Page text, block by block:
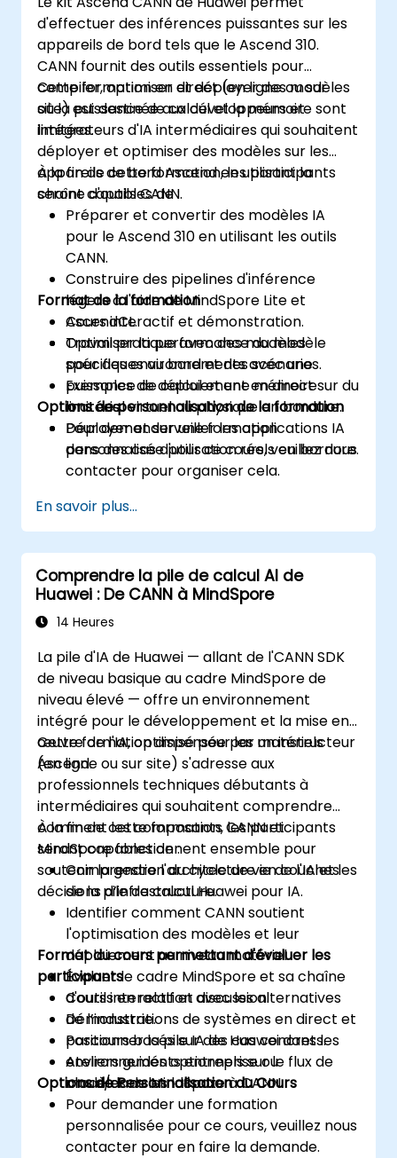
d'effectuer des inférences puissantes sur les
appareils de bord tels que le Ascend 310.
CANN fournit des outils essentiels pour
compiler, optimiser et déployer des modèles
où la puissance de calcul et la mémoire sont
limitées.
Cette formation en direct (en ligne ou sur
site) est destinée aux développeurs et
intégrateurs d'IA intermédiaires qui souhaitent
déployer et optimiser des modèles sur les
appareils de bord Ascend en utilisant la
chaîne d'outils CANN.
À la fin de cette formation, les participants
seront capables de :
Préparer et convertir des modèles IA
pour le Ascend 310 en utilisant les outils
CANN.
Construire des pipelines d'inférence
légers à l'aide de MindSpore Lite et
AscendCL.
Optimiser la performance du modèle
pour des environnements avec une
puissance de calcul et une mémoire
limitées.
Déployer et surveiller les applications IA
dans des cas d'utilisation réels en bordure.
Format de la formation
Cours interactif et démonstration.
Travail pratique avec des modèles
spécifiques au bord et des scénarios.
Exemples de déploiement en direct sur du
matériel virtuel ou physique en bordure.
Options de personnalisation de la formation
Pour demander une formation
personnalisée pour ce cours, veuillez nous
contacter pour organiser cela.
En savoir plus...
Comprendre la pile de calcul AI de
Huawei : De CANN à MindSpore
14 Heures
La pile d'IA de Huawei — allant de l'CANN SDK
de niveau basique au cadre MindSpore de
niveau élevé — offre un environnement
intégré pour le développement et la mise en
œuvre de l'IA, optimisé pour les matériels
Ascend.
Cette formation dispensée par un instructeur
(en ligne ou sur site) s'adresse aux
professionnels techniques débutants à
intermédiaires qui souhaitent comprendre
comment les composants CANN et
MindSpore fonctionnent ensemble pour
soutenir la gestion du cycle de vie de l'IA et les
décisions d’infrastructure.
À la fin de cette formation, les participants
seront capables de :
Comprendre l'architecture en couches
de la pile de calcul Huawei pour IA.
Identifier comment CANN soutient
l'optimisation des modèles et leur
déploiement au niveau matériel.
Évaluer le cadre MindSpore et sa chaîne
d'outils en relation avec les alternatives
de l’industrie.
Positionner la pile IA de Huawei dans les
environnements entreprise ou
cloud/dans les locaux.
Format du cours permettant d'évaluer les
participants
Cours interactif et discussion.
Démonstrations de systèmes en direct et
parcours basés sur des cas concrets.
Ateliers guidés optionnels sur le flux de
modèles de MindSpore à CANN.
Options de Personnalisation du Cours
Pour demander une formation
personnalisée pour ce cours, veuillez nous
contacter pour en faire la demande.